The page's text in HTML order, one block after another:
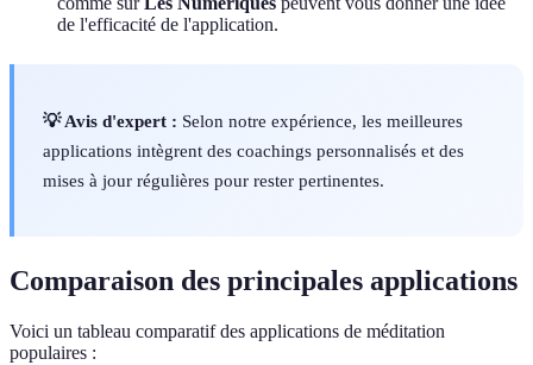
de l'efficacité de l'application.
💡 Avis d'expert : Selon notre expérience, les meilleures
applications intègrent des coachings personnalisés et des
mises à jour régulières pour rester pertinentes.
Comparaison des principales applications
Voici un tableau comparatif des applications de méditation
populaires :